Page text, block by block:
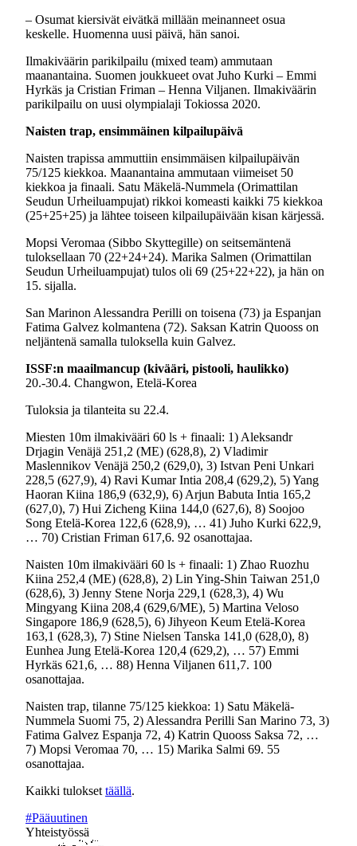
– Osumat kiersivät eivätkä millään meinanneet osua
keskelle. Huomenna uusi päivä, hän sanoi.
Ilmakiväärin parikilpailu (mixed team) ammutaan
maanantaina. Suomen joukkueet ovat Juho Kurki – Emmi
Hyrkäs ja Cristian Friman – Henna Viljanen. Ilmakiväärin
parikilpailu on uusi olympialaji Tokiossa 2020.
Naisten trap, ensimmäinen kilpailupäivä
Naisten trapissa ammuttiin ensimmäisen kilpailupäivän
75/125 kiekkoa. Maanantaina ammutaan viimeiset 50
kiekkoa ja finaali. Satu Mäkelä-Nummela (Orimattilan
Seudun Urheiluampujat) rikkoi komeasti kaikki 75 kiekkoa
(25+25+25) ja lähtee toiseen kilpailupäivään kisan kärjessä.
Mopsi Veromaa (Sibbo Skyttegille) on seitsemäntenä
tuloksellaan 70 (22+24+24). Marika Salmen (Orimattilan
Seudun Urheiluampujat) tulos oli 69 (25+22+22), ja hän on
15. sijalla.
San Marinon Alessandra Perilli on toisena (73) ja Espanjan
Fatima Galvez kolmantena (72). Saksan Katrin Quooss on
neljäntenä samalla tuloksella kuin Galvez.
ISSF:n maailmancup (kivääri, pistooli, haulikko)
20.-30.4. Changwon, Etelä-Korea
Tuloksia ja tilanteita su 22.4.
Miesten 10m ilmakivääri 60 ls + finaali: 1) Aleksandr
Drjagin Venäjä 251,2 (ME) (628,8), 2) Vladimir
Maslennikov Venäjä 250,2 (629,0), 3) Istvan Peni Unkari
228,5 (627,9), 4) Ravi Kumar Intia 208,4 (629,2), 5) Yang
Haoran Kiina 186,9 (632,9), 6) Arjun Babuta Intia 165,2
(627,0), 7) Hui Zicheng Kiina 144,0 (627,6), 8) Soojoo
Song Etelä-Korea 122,6 (628,9), … 41) Juho Kurki 622,9,
… 70) Cristian Friman 617,6. 92 osanottajaa.
Naisten 10m ilmakivääri 60 ls + finaali: 1) Zhao Ruozhu
Kiina 252,4 (ME) (628,8), 2) Lin Ying-Shin Taiwan 251,0
(628,6), 3) Jenny Stene Norja 229,1 (628,3), 4) Wu
Mingyang Kiina 208,4 (629,6/ME), 5) Martina Veloso
Singapore 186,9 (628,5), 6) Jihyeon Keum Etelä-Korea
163,1 (628,3), 7) Stine Nielsen Tanska 141,0 (628,0), 8)
Eunhea Jung Etelä-Korea 120,4 (629,2), … 57) Emmi
Hyrkäs 621,6, … 88) Henna Viljanen 611,7. 100
osanottajaa.
Naisten trap, tilanne 75/125 kiekkoa: 1) Satu Mäkelä-
Nummela Suomi 75, 2) Alessandra Perilli San Marino 73, 3)
Fatima Galvez Espanja 72, 4) Katrin Quooss Saksa 72, …
7) Mopsi Veromaa 70, … 15) Marika Salmi 69. 55
osanottajaa.
Kaikki tulokset täällä.
#Pääuutinen
Yhteistyössä